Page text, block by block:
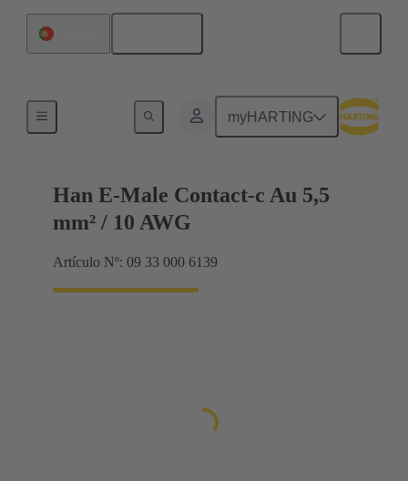
myHARTING
Han E-Male Contact-c Au 5,5
mm² / 10 AWG
Artículo Nº: 09 33 000 6139